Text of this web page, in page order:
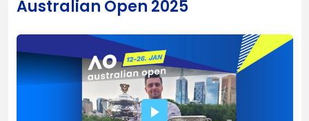
Australian Open 2025